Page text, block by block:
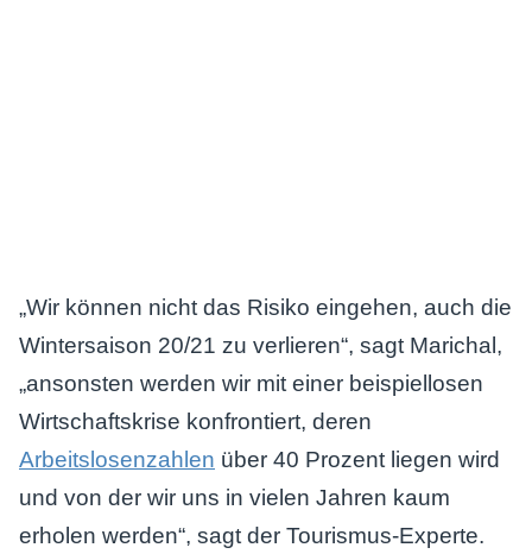
„Wir können nicht das Risiko eingehen, auch die
Wintersaison 20/21 zu verlieren“, sagt Marichal,
„ansonsten werden wir mit einer beispiellosen
Wirtschaftskrise konfrontiert, deren
Arbeitslosenzahlen über 40 Prozent liegen wird
und von der wir uns in vielen Jahren kaum
erholen werden“, sagt der Tourismus-Experte.